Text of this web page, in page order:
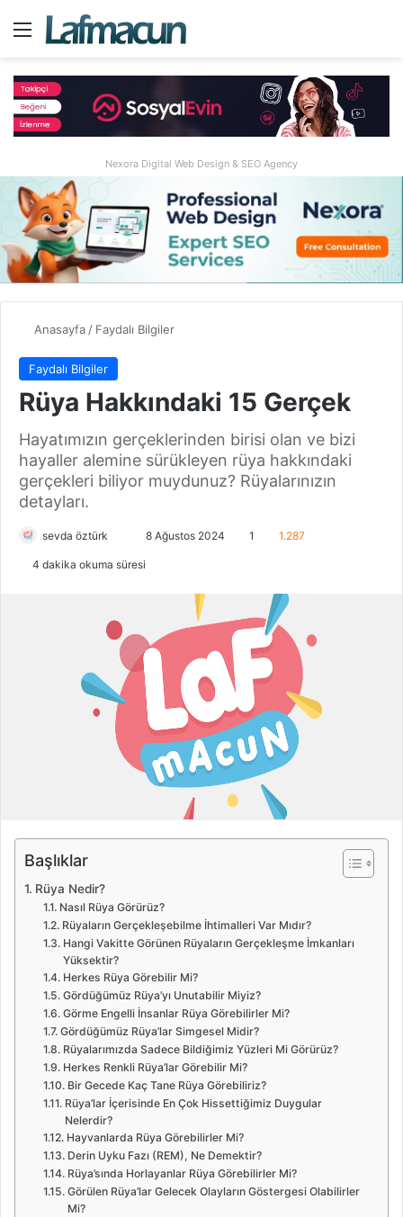
Menü
Nexora Digital Web Design & SEO Agency
Anasayfa/ Faydalı Bilgiler
Faydalı Bilgiler
Rüya Hakkındaki 15 Gerçek
Hayatımızın gerçeklerinden birisi olan ve bizi
hayaller alemine sürükleyen rüya hakkındaki
gerçekleri biliyor muydunuz? Rüyalarınızın
detayları.
sevda öztürk
i
p
o
s
t
g
e
e
k
8 Ağustos 2024 1 1.287
4 dakika okuma süresi
Başlıklar
Rüya Nedir?
Nasıl Rüya Görürüz?
Rüyaların Gerçekleşebilme İhtimalleri Var Mıdır?
Hangi Vakitte Görünen Rüyaların Gerçekleşme İmkanları
Yüksektir?
Herkes Rüya Görebilir Mi?
Gördüğümüz Rüya’yı Unutabilir Miyiz?
Görme Engelli İnsanlar Rüya Görebilirler Mi?
Gördüğümüz Rüya’lar Simgesel Midir?
Rüyalarımızda Sadece Bildiğimiz Yüzleri Mi Görürüz?
Herkes Renkli Rüya’lar Görebilir Mi?
Bir Gecede Kaç Tane Rüya Görebiliriz?
Rüya’lar İçerisinde En Çok Hissettiğimiz Duygular
Nelerdir?
Hayvanlarda Rüya Görebilirler Mi?
Derin Uyku Fazı (REM), Ne Demektir?
Rüya’sında Horlayanlar Rüya Görebilirler Mi?
Görülen Rüya’lar Gelecek Olayların Göstergesi Olabilirler
Mi?